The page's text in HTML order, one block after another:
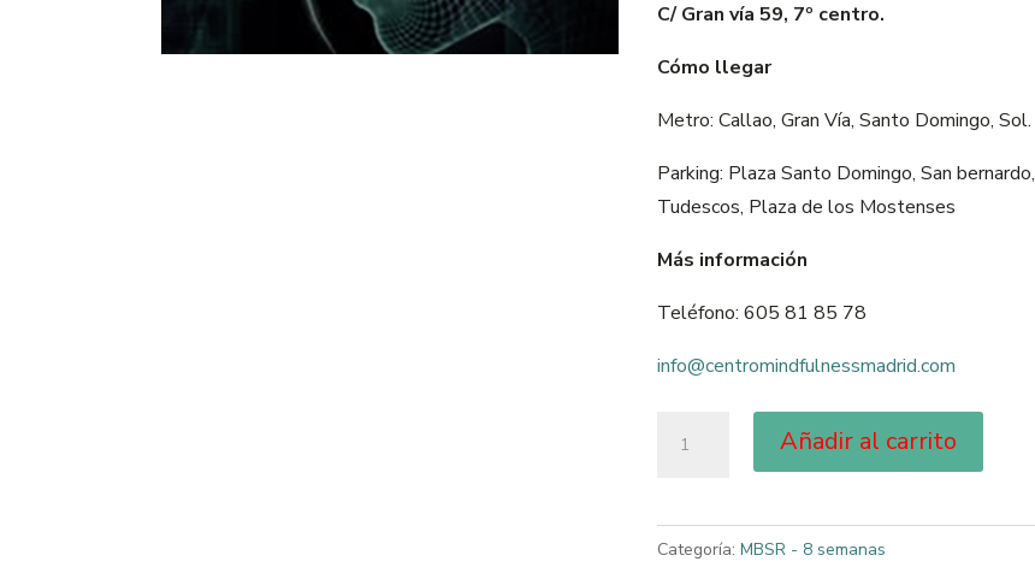
C/ Gran vía 59, 7º centro.
Cómo llegar
Metro: Callao, Gran Vía, Santo Domingo, Sol.
Parking: Plaza Santo Domingo, San bernardo,
Tudescos, Plaza de los Mostenses
Más información
Teléfono: 605 81 85 78
info@centromindfulnessmadrid.com
Añadir al carrito
Categoría:MBSR - 8 semanas